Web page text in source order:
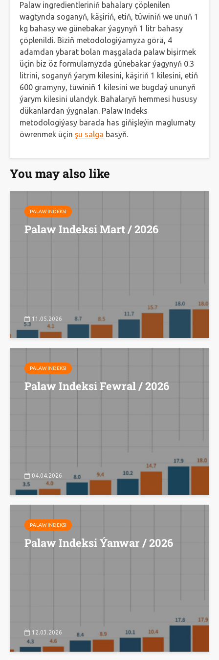
Palaw ingredientleriniň bahalary çöplenilen
wagtynda soganyň, käşiriň, etiň, tüwiniň we unuň 1
kg bahasy we günebakar ýagynyň 1 litr bahasy
çöplenildi. Biziň metodologiýamyza görä, 4
adamdan ybarat bolan maşgalada palaw bişirmek
üçin biz öz formulamyzda günebakar ýagynyň 0.3
litrini, soganyň ýarym kilesini, käşiriň 1 kilesini, etiň
600 gramyny, tüwiniň 1 kilesini we bugdaý ununyň
ýarym kilesini ulandyk. Bahalaryň hemmesi hususy
dükanlardan ýygnalan. Palaw Indeks
metodologiýasy barada has giňişleýin maglumaty
öwrenmek üçin şu salga basyň.
You may also like
PALAW INDEKSI
Palaw Indeksi Mart / 2026
11.05.2026
PALAW INDEKSI
Palaw Indeksi Fewral / 2026
04.04.2026
PALAW INDEKSI
Palaw Indeksi Ýanwar / 2026
12.03.2026